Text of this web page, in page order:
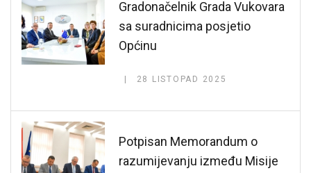
Gradonačelnik Grada Vukovara
sa suradnicima posjetio
Općinu
28 LISTOPAD 2025
Potpisan Memorandum o
razumijevanju između Misije